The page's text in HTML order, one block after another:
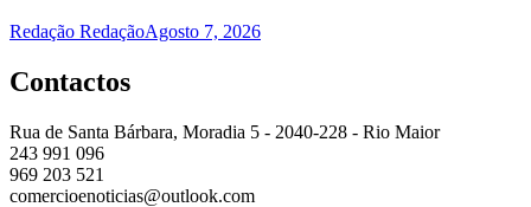
Redação RedaçãoAgosto 7, 2026
Contactos
Rua de Santa Bárbara, Moradia 5 - 2040-228 - Rio Maior
243 991 096
969 203 521
comercioenoticias@outlook.com